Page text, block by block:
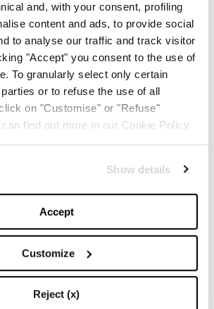
and, with your consent, profiling
content and ads, to provide social
to analyse our traffic and track visitor
"Accept" you consent to the use of
To granularly select only certain
or to refuse the use of all
on "Customise" or "Refuse"
find out more in our Cookie Policy.
Show details
Accept
Customize
Reject (x)
della collezione sottolinea il
del progetto: con prezzi che si
alta della profumeria di lusso,
diventano oggetti da collezione,
che non rinuncia a essere